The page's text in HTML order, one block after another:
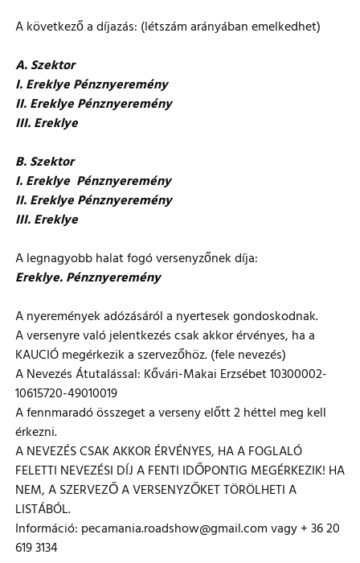
A következő a díjazás: (létszám arányában emelkedhet)
A. Szektor
I. Ereklye Pénznyeremény
II. Ereklye Pénznyeremény
III. Ereklye
B. Szektor
I. Ereklye Pénznyeremény
II. Ereklye Pénznyeremény
III. Ereklye
A legnagyobb halat fogó versenyzőnek díja:
Ereklye. Pénznyeremény
A nyeremények adózásáról a nyertesek gondoskodnak.
A versenyre való jelentkezés csak akkor érvényes, ha a
KAUCIÓ megérkezik a szervezőhöz. (fele nevezés)
A Nevezés Átutalással: Kővári-Makai Erzsébet 10300002-
10615720-49010019
A fennmaradó összeget a verseny előtt 2 héttel meg kell
érkezni.
A NEVEZÉS CSAK AKKOR ÉRVÉNYES, HA A FOGLALÓ
FELETTI NEVEZÉSI DÍJ A FENTI IDŐPONTIG MEGÉRKEZIK! HA
NEM, A SZERVEZŐ A VERSENYZŐKET TÖRÖLHETI A
LISTÁBÓL.
Információ: pecamania.roadshow@gmail.com vagy + 36 20
619 3134